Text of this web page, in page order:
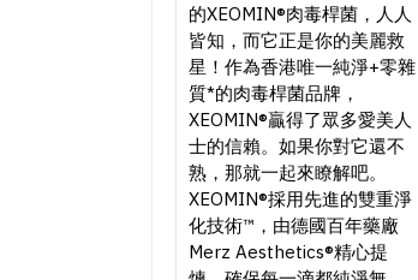
的XEOMIN®肉毒桿菌，人人
皆知，而它正是你的美麗救
星！作為香港唯一純淨+零雜
質*的肉毒桿菌品牌，
XEOMIN®贏得了眾多愛美人
士的信賴。如果你對它還不
熟，那就一起來瞭解吧。
XEOMIN®採用先進的雙重淨
化技術™，由德國百年藥廠
Merz Aesthetics®精心提